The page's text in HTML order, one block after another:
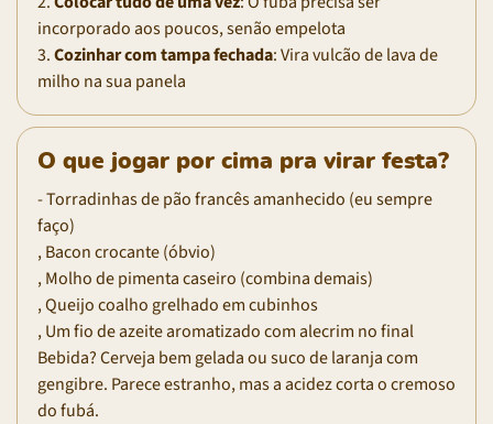
incorporado aos poucos, senão empelota
3.Cozinhar com tampa fechada: Vira vulcão de lava de
milho na sua panela
O que jogar por cima pra virar festa?
- Torradinhas de pão francês amanhecido (eu sempre
faço)
, Bacon crocante (óbvio)
, Molho de pimenta caseiro (combina demais)
, Queijo coalho grelhado em cubinhos
, Um fio de azeite aromatizado com alecrim no final
Bebida? Cerveja bem gelada ou suco de laranja com
gengibre. Parece estranho, mas a acidez corta o cremoso
do fubá.